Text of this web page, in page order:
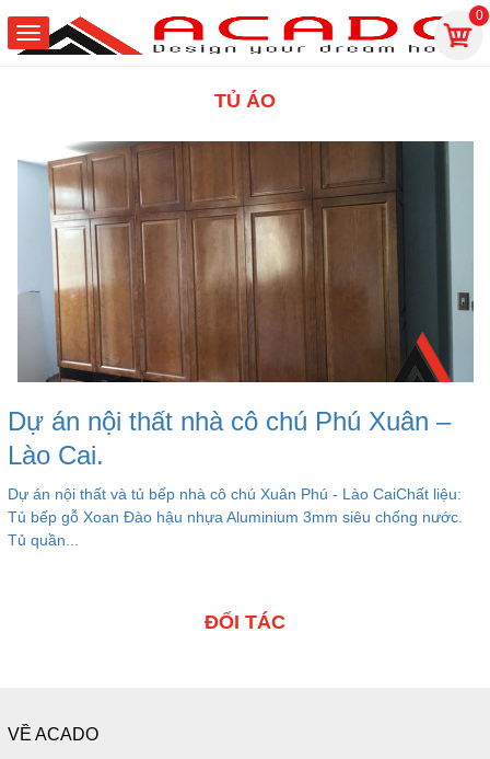
0
TỦ ÁO
Dự án nội thất nhà cô chú Phú Xuân –
Lào Cai.
Dự án nội thất và tủ bếp nhà cô chú Xuân Phú - Lào CaiChất liệu:
Tủ bếp gỗ Xoan Đào hậu nhựa Aluminium 3mm siêu chống nước.
Tủ quần...
ĐỐI TÁC
VỀ ACADO